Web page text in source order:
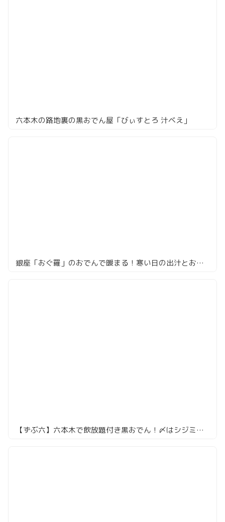
六本木の路地裏の黒おでん屋「びぃすとろ 汁ベえ」
銀座「おぐ羅」のおでんで暖まる！寒い日の出汁とお酒がやばい
【ずぶ六】六本木で飲放題付き黒おでん！〆はシジミ出汁蟹うどん